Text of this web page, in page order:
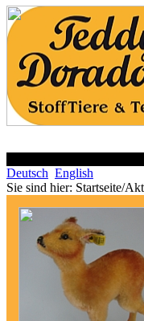
Deutsch English
Sie sind hier: Startseite/